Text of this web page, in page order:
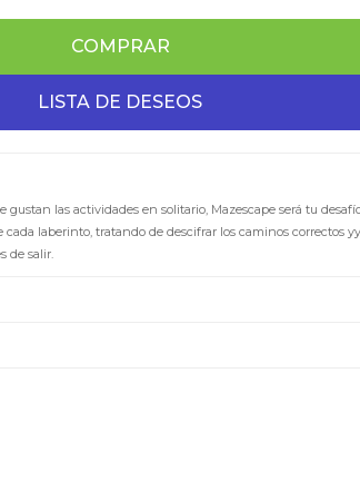
COMPRAR
gustan las actividades en solitario, Mazescape será tu
cada laberinto, tratando de descifrar los caminos correctos yy
de salir.